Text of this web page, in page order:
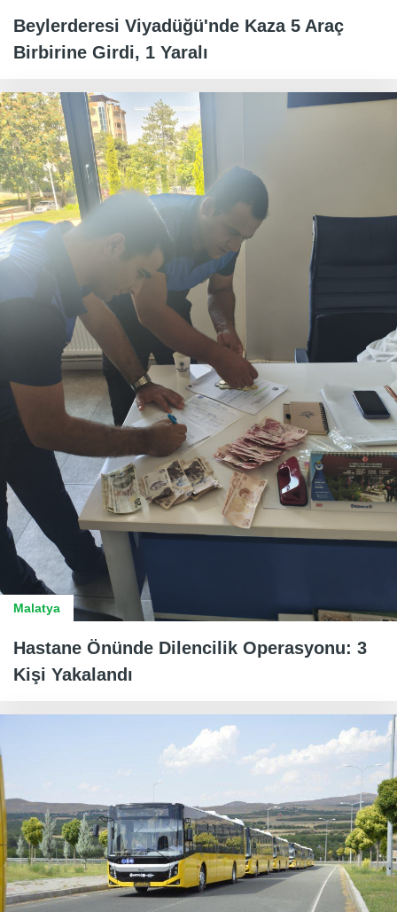
Beylerderesi Viyadüğü'nde Kaza 5 Araç
Birbirine Girdi, 1 Yaralı
Malatya
Hastane Önünde Dilencilik Operasyonu: 3
Kişi Yakalandı